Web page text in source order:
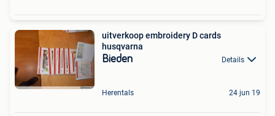
uitverkoop embroidery D cards
husqvarna
Bieden Details
Herentals 24 jun 19